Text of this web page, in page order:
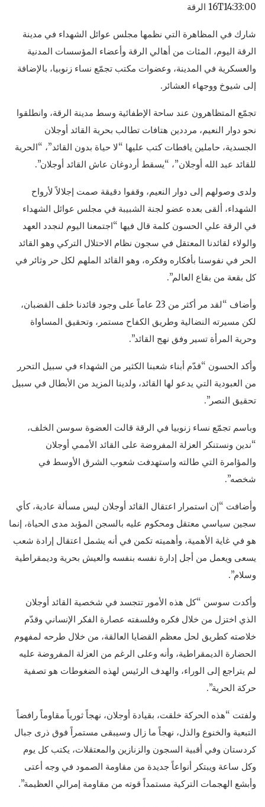
16T14:33:00 الرقة
شارك في المظاهرة التي نظمها مجلس عوائل الشهداء في مدينة
الرقة اليوم، المئات من أهالي الرقة وأعضاء المؤسسات المدنية
والعسكرية في المدينة، وعضوات مكتب تجمّع نساء زنوبيا، بالإضافة
إلى شيوخ ووجهاء العشائر.
تجمّع المتظاهرون عند ساحة الإطفائية وسط مدينة الرقة، وانطلقوا
نحو دوار النعيم، مرددين هتافات تطالب بحرية القائد أوجلان
الجسدية، حاملين يافطات كتب عليها “لا حياة بدون القائد”، “الحرية
للقائد عبد الله أوجلان”، “يسقط أردوغان عاش القائد أوجلان”.
ولدى وصولهم إلى دوار النعيم، وقفوا دقيقة صمت إجلالاً لأرواح
الشهداء، ألقى بعده عضو لجنة الشبيبة في مجلس عوائل الشهداء
في الرقة علي الحسون كلمة قال فيها “اجتمعنا اليوم لنجدد العهد
والولاء لقائدنا المعتقل في سجون نظام الاحتلال التركي وهو القائد
الحر في نفوسنا بأفكاره وفكره، وهو القائد الملهم لكل حر وثائر في
كل بقعة من بقاع العالم”.
وأضاف “لقد مر أكثر من 23 عاماً على وجود قائدنا خلف القضبان،
لكن مسيرته النضالية وطريق الكفاح مستمر، وتحقيق المساواة
وحرية المرأة تسير وفق نهج القائد”.
وأكد الحسون “قدّم أبناء شعبنا الكثير من الشهداء في سبيل التحرر
من العبودية التي يدعو لها القائد، ولدينا المزيد من الأبطال في سبيل
تحقيق النصر”.
وباسم تجمّع نساء زنوبيا في الرقة قالت العضوة سوسن الخلف،
“ندين ونستنكر العزلة المفروضة على القائد الأممي أوجلان
والمؤامرة التي طالته واستهدفت شعوب الشرق الأوسط في
شخصه”.
وأضافت “إن استمرار اعتقال القائد أوجلان ليس مسألة عادية، كأي
سجين سياسي معتقل ومحكوم عليه بالسجن المؤبد مدى الحياة، إنما
هو في غاية الأهمية، وأهميته تكمن في أنه يشمل اعتقال إرادة شعب
يسعى ويعمل من أجل إدارة نفسه بنفسه والعيش بحرية وديمقراطية
وسلام”.
وأكدت سوسن “كل هذه الأمور تتجسد في شخصية القائد أوجلان
الذي اختزل من خلال فكره وفلسفته عصارة الفكر الإنساني وقدّم
خلاصته كطريق لحل معظم القضايا العالقة، من خلال طرحه لمفهوم
الحضارة الديمقراطية، وأنه وعلى الرغم من العزلة المفروضة عليه
لم يتراجع إلى الوراء، والهدف الرئيس لهذه الضغوطات هو تصفية
حركة الحرية”.
ولفتت “هذه الحركة خلقت، بقيادة أوجلان، نهجاً ثورياً مقاوماً رافضاً
التبعية والخنوع والذل، نهجاً ما زال وسيبقى مستمراً فوق ذرى جبال
كردستان وفي أقبية السجون والزنازين والمعتقلات، يكتب كل يوم
وكل ساعة ويبتكر أنواعاً جديدة من مقاومة الصمود في وجه أعتى
وأبشع الهجمات التركية مستمداً قوته من مقاومة إمرالي العظيمة”.